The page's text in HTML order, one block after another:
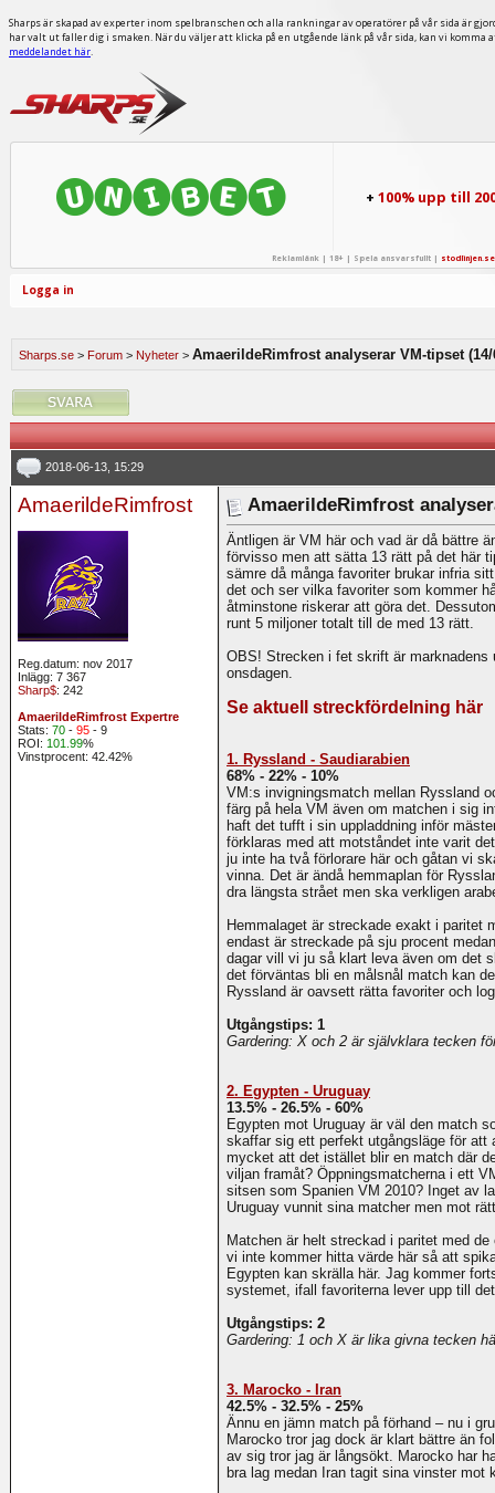
Sharps är skapad av experter inom spelbranschen och alla rankningar av operatörer på vår sida är
har valt ut faller dig i smaken. När du väljer att klicka på en utgående länk på vår sida, kan vi
meddelandet här.
+100% upp till
Reklamlänk | 18+ | Spela ansvarsfullt | stodlinjen.se
Logga in
Sharps.se > Forum > Nyheter > AmaerildeRimfrost analyserar VM-tipset (14/
2018-06-13, 15:29
AmaerildeRimfrost
Reg.datum: nov 2017
Inlägg: 7 367
Sharp$: 242
AmaerildeRimfrost Expertre
Stats: 70 - 95 - 9
ROI: 101.99%
Vinstprocent: 42.42%
AmaerildeRimfrost
Äntligen är VM här och vad är då bättre
förvisso men att sätta 13 rätt på det här
sämre då många favoriter brukar infria
det och ser vilka favoriter som kommer
åtminstone riskerar att göra det.
runt 5 miljoner totalt till de med 13 rätt.
OBS! Strecken i fet skrift är marknadens
onsdagen.
Se aktuell streckfördelning här
1. Ryssland - Saudiarabien
68% - 22% - 10%
VM:s invigningsmatch mellan Ryssland
färg på hela VM även om matchen i sig
haft det tufft i sin uppladdning inför
förklaras med att motståndet inte varit
ju inte ha två förlorare här och gåtan vi
vinna. Det är ändå hemmaplan för
dra längsta strået men ska verkligen
Hemmalaget är streckade exakt i paritet
endast är streckade på sju procent
dagar vill vi ju så klart leva även om det
det förväntas bli en målsnål match kan
Ryssland är oavsett rätta favoriter och
Utgångstips: 1
Gardering: X och 2 är självklara tecken
2. Egypten - Uruguay
13.5% - 26.5% - 60%
Egypten mot Uruguay är väl den match
skaffar sig ett perfekt utgångsläge för att
mycket att det istället blir en match där
viljan framåt? Öppningsmatcherna i ett
sitsen som Spanien VM 2010? Inget av
Uruguay vunnit sina matcher men mot
Matchen är helt streckad i paritet med
vi inte kommer hitta värde här så att
Egypten kan skrälla här. Jag kommer
systemet, ifall favoriterna lever upp till
Utgångstips: 2
Gardering: 1 och X är lika givna tecken
3. Marocko - Iran
42.5% - 32.5% - 25%
Ännu en jämn match på förhand – nu i
Marocko tror jag dock är klart bättre än
av sig tror jag är långsökt. Marocko har
bra lag medan Iran tagit sina vinster mot